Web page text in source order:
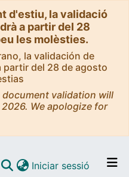
d'estiu, la validació
a partir del 28
les molèsties.
la validación de
partir del 28 de agosto
validation will
We apologize for
Iniciar sessió (current)